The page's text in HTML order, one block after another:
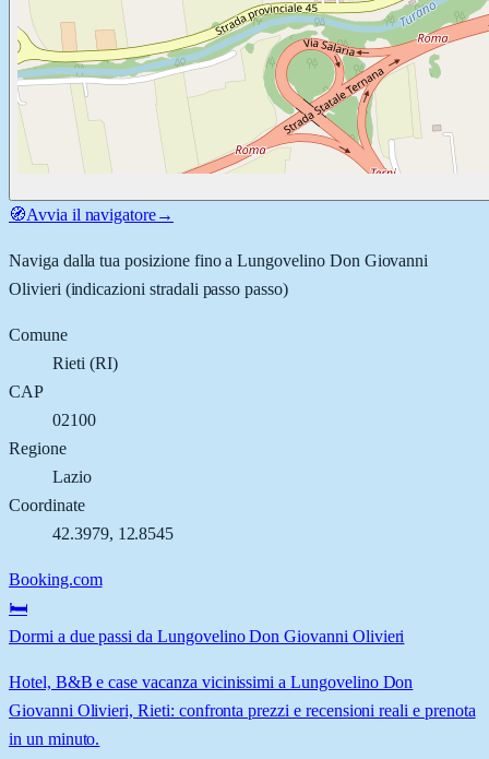
🧭Avvia il navigatore→
Naviga dalla tua posizione fino aLungovelino Don Giovanni
Olivieri (indicazioni stradali passo passo)
Comune
Rieti (RI)
CAP
02100
Regione
Lazio
Coordinate
42.3979, 12.8545
Booking.com
🛏️
Dormi a due passi da Lungovelino Don Giovanni Olivieri
Hotel, B&B e case vacanza vicinissimi a Lungovelino Don
Giovanni Olivieri, Rieti: confronta prezzi e recensioni reali e prenota
in un minuto.